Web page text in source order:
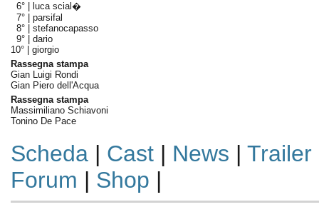
6° |
luca scial�
7° | parsifal
8° | stefanocapasso
9° | dario
10° | giorgio
Rassegna stampa
Gian Luigi Rondi
Gian Piero dell'Acqua
Rassegna stampa
Massimiliano Schiavoni
Tonino De Pace
Scheda| Cast| News | Trailer
Forum | Shop |